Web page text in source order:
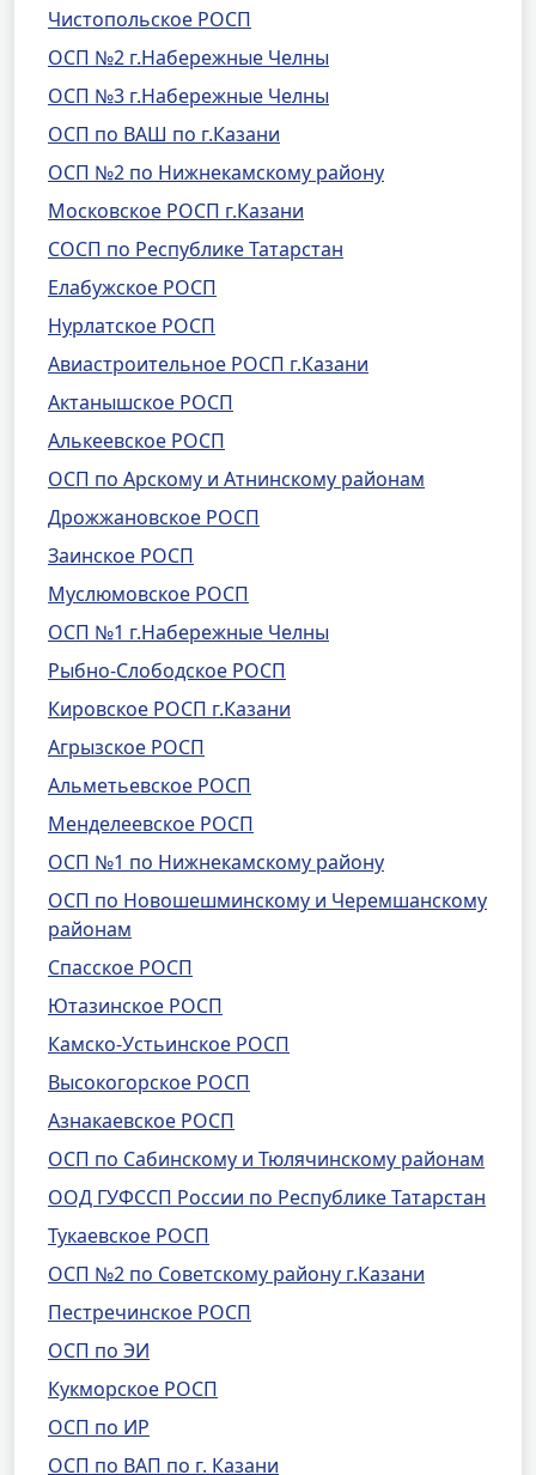
Чистопольское РОСП
ОСП №2 г.Набережные Челны
ОСП №3 г.Набережные Челны
ОСП по ВАШ по г.Казани
ОСП №2 по Нижнекамскому району
Московское РОСП г.Казани
СОСП по Республике Татарстан
Елабужское РОСП
Нурлатское РОСП
Авиастроительное РОСП г.Казани
Актанышское РОСП
Алькеевское РОСП
ОСП по Арскому и Атнинскому районам
Дрожжановское РОСП
Заинское РОСП
Муслюмовское РОСП
ОСП №1 г.Набережные Челны
Рыбно-Слободское РОСП
Кировское РОСП г.Казани
Агрызское РОСП
Альметьевское РОСП
Менделеевское РОСП
ОСП №1 по Нижнекамскому району
ОСП по Новошешминскому и Черемшанскому
районам
Спасское РОСП
Ютазинское РОСП
Камско-Устьинское РОСП
Высокогорское РОСП
Азнакаевское РОСП
ОСП по Сабинскому и Тюлячинскому районам
ООД ГУФССП России по Республике Татарстан
Тукаевское РОСП
ОСП №2 по Советскому району г.Казани
Пестречинское РОСП
ОСП по ЭИ
Кукморское РОСП
ОСП по ИР
ОСП по ВАП по г. Казани